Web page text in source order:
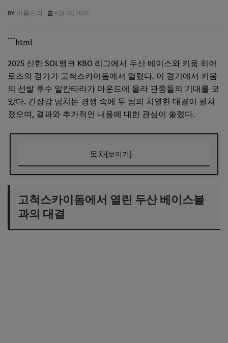
아름드리 6월 02, 2025
```html
2025 신한 SOL뱅크 KBO 리그에서 두산 베이스와 키움 히어
로즈의 경기가 고척스카이돔에서 열렸다. 이 경기에서 키움
의 선발 투수 알칸타라가 마운드에 올라 관중들의 기대를 모
았다. 긴장감 넘치는 경쟁 속에 두 팀의 치열한 대결이 펼쳐
졌으며, 결과와 추가적인 내용에 대한 관심이 쏠렸다.
목차[보이기]
키움의 선발투수 알칸타라의 투구
치열한 경쟁과 긴장감 넘치는 순간들
고척스카이돔에서 열린 두산 베이스볼
과의 대결